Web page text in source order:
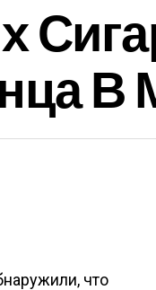
В
что